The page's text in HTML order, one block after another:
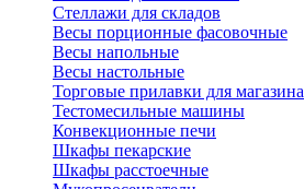
Стеллажи для складов
Весы порционные фасовочные
Весы напольные
Весы настольные
Торговые прилавки для магазина
Тестомесильные машины
Конвекционные печи
Шкафы пекарские
Шкафы расстоечные